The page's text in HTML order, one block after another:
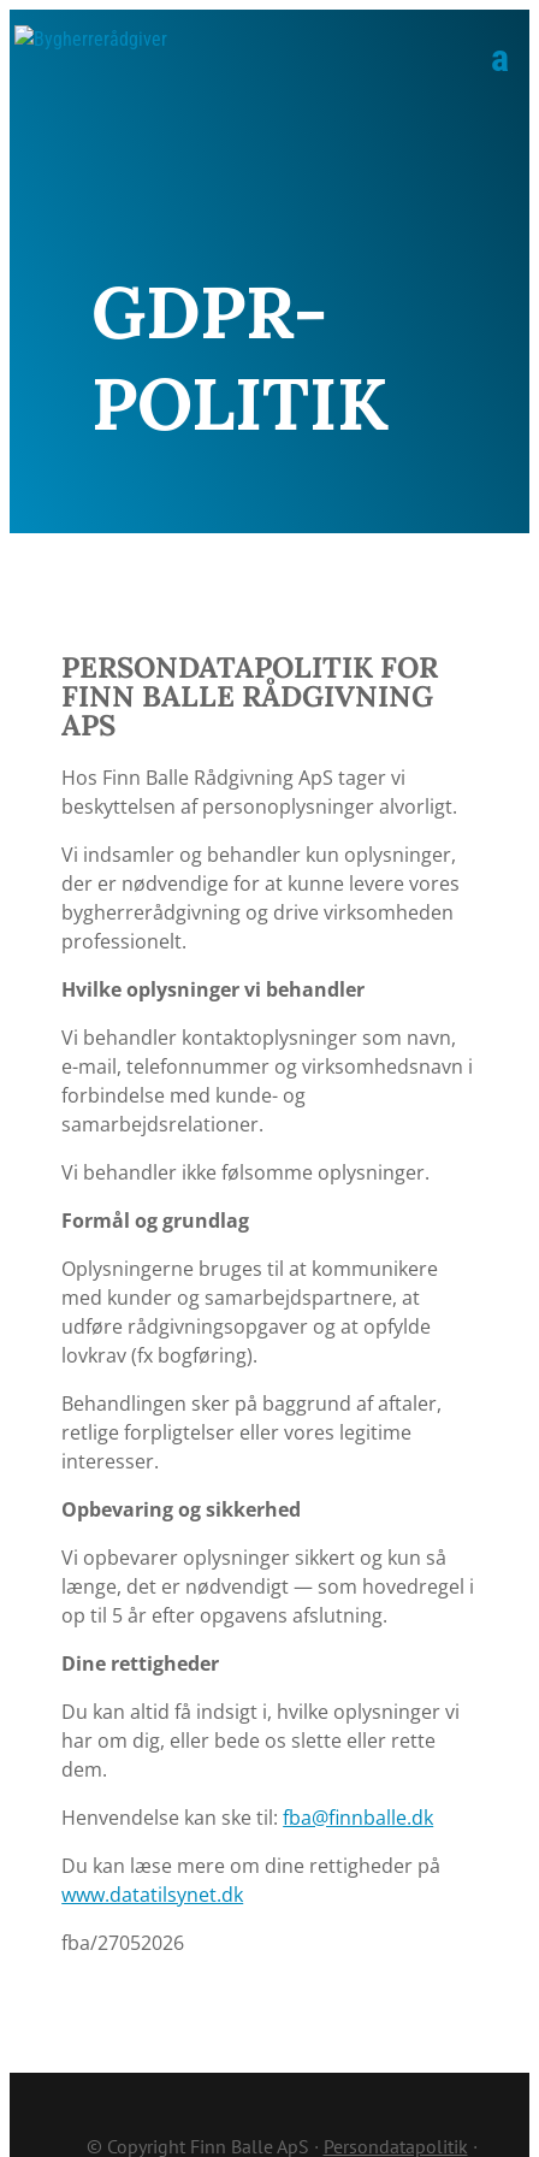
GDPR-
POLITIK
PERSONDATAPOLITIK FOR
FINN BALLE RÅDGIVNING
APS
Hos Finn Balle Rådgivning ApS tager vi
beskyttelsen af personoplysninger alvorligt.
Vi indsamler og behandler kun oplysninger,
der er nødvendige for at kunne levere vores
bygherrerådgivning og drive virksomheden
professionelt.
Hvilke oplysninger vi behandler
Vi behandler kontaktoplysninger som navn,
e-mail, telefonnummer og virksomhedsnavn i
forbindelse med kunde- og
samarbejdsrelationer.
Vi behandler ikke følsomme oplysninger.
Formål og grundlag
Oplysningerne bruges til at kommunikere
med kunder og samarbejdspartnere, at
udføre rådgivningsopgaver og at opfylde
lovkrav (fx bogføring).
Behandlingen sker på baggrund af aftaler,
retlige forpligtelser eller vores legitime
interesser.
Opbevaring og sikkerhed
Vi opbevarer oplysninger sikkert og kun så
længe, det er nødvendigt — som hovedregel i
op til 5 år efter opgavens afslutning.
Dine rettigheder
Du kan altid få indsigt i, hvilke oplysninger vi
har om dig, eller bede os slette eller rette
dem.
Henvendelse kan ske til:fba@finnballe.dk
Du kan læse mere om dine rettigheder på
www.datatilsynet.dk
fba/27052026
© Copyright Finn Balle ApS · Persondatapolitik ·